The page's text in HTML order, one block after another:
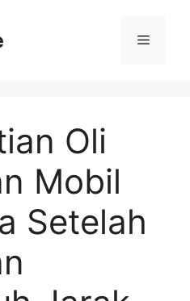
Menu
Oli
Mobil
Setelah